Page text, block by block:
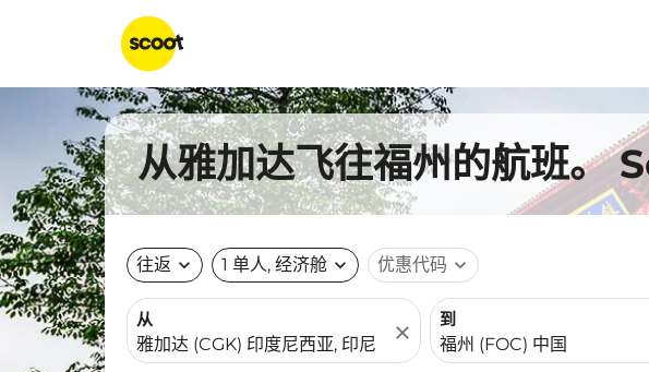
从雅加达飞往福州的航班。
往返 expand_more 1 单人, 经济舱 expand_more 优惠代码 expand_more
从
close
到